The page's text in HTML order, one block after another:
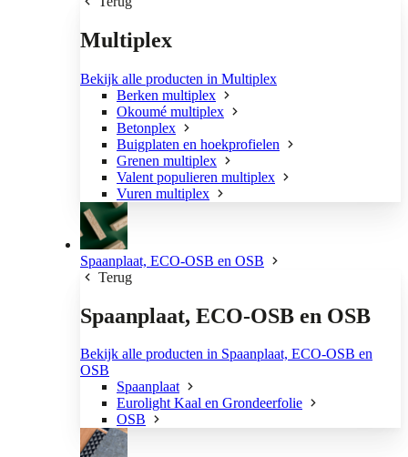
Multiplex
Bekijk alle producten in Multiplex
Berken multiplex
Okoumé multiplex
Betonplex
Buigplaten en hoekprofielen
Grenen multiplex
Valent populieren multiplex
Vuren multiplex
Spaanplaat, ECO-OSB en OSB
Terug
Spaanplaat, ECO-OSB en OSB
Bekijk alle producten in Spaanplaat, ECO-OSB en
OSB
Spaanplaat
Eurolight Kaal en Grondeerfolie
OSB